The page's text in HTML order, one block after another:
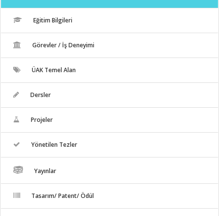
Eğitim Bilgileri
Görevler / İş Deneyimi
ÜAK Temel Alan
Dersler
Projeler
Yönetilen Tezler
Yayınlar
Tasarım/ Patent/ Ödül